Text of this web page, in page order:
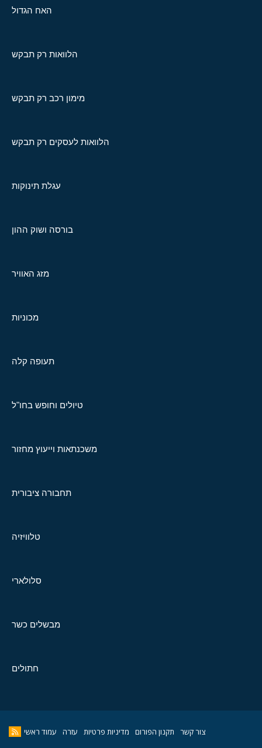
האח הגדול
הלוואות רק תבקש
מימון רכב רק תבקש
הלוואות לעסקים רק תבקש
עגלת תינוקות
בורסה ושוק ההון
מזג האוויר
מכוניות
תעופה קלה
טיולים וחופש בחו"ל
משכנתאות וייעוץ מחזור
תחבורה ציבורית
טלוויזיה
סלולארי
מבשלים כשר
חתולים
צור קשר תקנון הפורום מדיניות פרטיות עזרה עמוד ראשי